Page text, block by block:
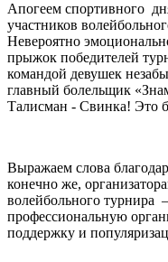
Апогеем спортивного
участников
Невероятно
прыжок победителей
командой девушек
главный болельщик
Талисман - Свинка! Это
Выражаем слова
конечно же,
волейбольного турнира
профессиональную
поддержку и